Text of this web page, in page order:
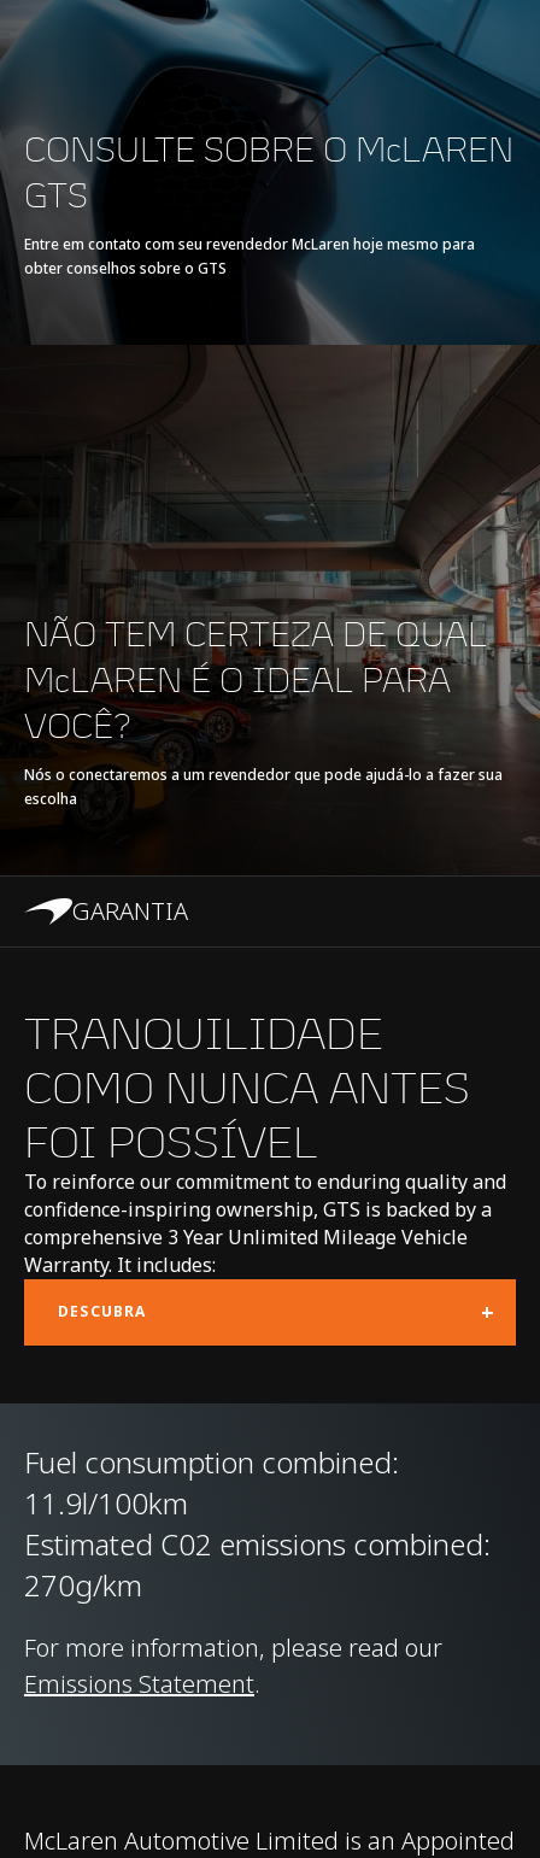
TREM DE FORÇA
TREM DE FORÇA V8, 4.0L
TECNOLOGIA
Twin Electrically-
Actuated Twin Scroll
Turbochargers, Dry
635 PS (626 bhp)
COPPIA MASSIMA
TORQUE MÁXIMO
630 Nm (465 lbft)
E-MOTOR -
TIPO DE BATERIA -
TRANSMISSÃO
7-speed + reverse
TECNOLOGIA DE
CHASSI E CARROCERIA
ESTRUTURA DA
CARROCERIA
Carbon fibre MonoCell
II-T monocoque, with
upper structure and
aluminium crash
rear
TIPO DE SUSPENSÃO
independent adaptive
Proactive Damping
Control. Comfort,
CONSULTE SOBRE O McLAREN
GTS
Entre em contato com seu revendedor McLaren hoje mesmo para
obter conselhos sobre o GTS
NÃO TEM CERTEZA DE QUAL
McLAREN É O IDEAL PARA
VOCÊ?
Nós o conectaremos a um revendedor que pode ajudá-lo a fazer sua
escolha
GARANTIA
TRANQUILIDADE
COMO NUNCA ANTES
FOI POSSÍVEL
To reinforce our commitment to enduring quality and
confidence-inspiring ownership, GTS is backed by a
comprehensive 3 Year Unlimited Mileage Vehicle
Warranty. It includes:
DESCUBRA +
Fuel consumption combined:
11.9l/100km
Estimated C02 emissions combined:
270g/km
For more information, please read our
Emissions Statement.
McLaren Automotive Limited is an Appointed